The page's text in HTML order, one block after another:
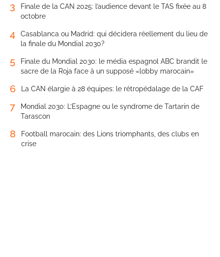
3
Finale de la CAN 2025: l’audience devant le TAS fixée au 8
octobre
4
Casablanca ou Madrid: qui décidera réellement du lieu de
la finale du Mondial 2030?
5
Finale du Mondial 2030: le média espagnol ABC brandit le
sacre de la Roja face à un supposé «lobby marocain»
6 La CAN élargie à 28 équipes: le rétropédalage de la CAF
7
Mondial 2030: L’Espagne ou le syndrome de Tartarin de
Tarascon
8
Football marocain: des Lions triomphants, des clubs en
crise